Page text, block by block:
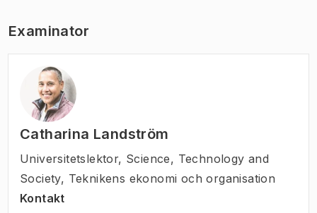
Examinator
Catharina Landström
Universitetslektor, Science, Technology and
Society, Teknikens ekonomi och organisation
Kontakt